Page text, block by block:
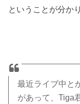
ということが分か
最近ライブ中と
があって、Tiga